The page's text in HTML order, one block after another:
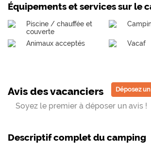
Équipements et services sur le
Piscine / chauffée et
couverte
Animaux acceptés Vacaf
Avis des vacanciers Déposez
Soyez le premier à déposer un avis !
Descriptif complet du camping